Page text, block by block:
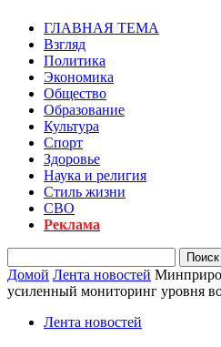
ГЛАВНАЯ ТЕМА
Взгляд
Политика
Экономика
Общество
Образование
Культура
Спорт
Здоровье
Наука и религия
Стиль жизни
СВО
Реклама
Домой Лента новостей
усиленный мониторинг уровня
Лента новостей